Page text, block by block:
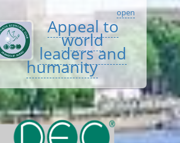
open
Appeal to
world
leaders and
humanity